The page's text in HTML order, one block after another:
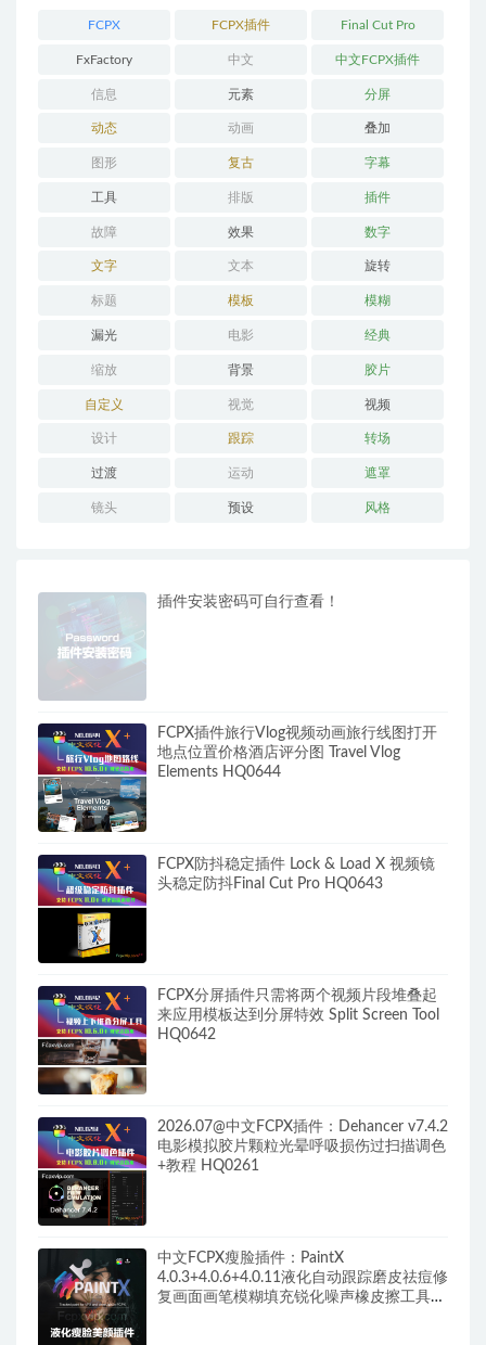
FCPX FCPX插件 Final Cut Pro
FxFactory 中文 中文FCPX插件
信息 元素 分屏
动态 动画 叠加
图形 复古 字幕
工具 排版 插件
故障 效果 数字
文字 文本 旋转
标题 模板 模糊
漏光 电影 经典
缩放 背景 胶片
自定义 视觉 视频
设计 跟踪 转场
过渡 运动 遮罩
镜头 预设 风格
插件安装密码可自行查看！
FCPX插件旅行Vlog视频动画旅行线图打开
地点位置价格酒店评分图 Travel Vlog
Elements HQ0644
FCPX防抖稳定插件 Lock & Load X 视频镜
头稳定防抖Final Cut Pro HQ0643
FCPX分屏插件只需将两个视频片段堆叠起
来应用模板达到分屏特效 Split Screen Tool
HQ0642
2026.07@中文FCPX插件：Dehancer v7.4.2
电影模拟胶片颗粒光晕呼吸损伤过扫描调色
+教程 HQ0261
中文FCPX瘦脸插件：PaintX
4.0.3+4.0.6+4.0.11液化自动跟踪磨皮祛痘修
复画面画笔模糊填充锐化噪声橡皮擦工具